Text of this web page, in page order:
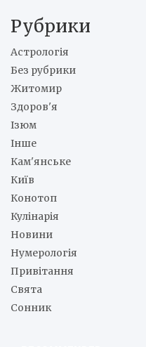
Рубрики
Астрологія
Без рубрики
Житомир
Здоров'я
Ізюм
Інше
Кам'янське
Київ
Конотоп
Кулінарія
Новини
Нумерологія
Привітання
Свята
Сонник